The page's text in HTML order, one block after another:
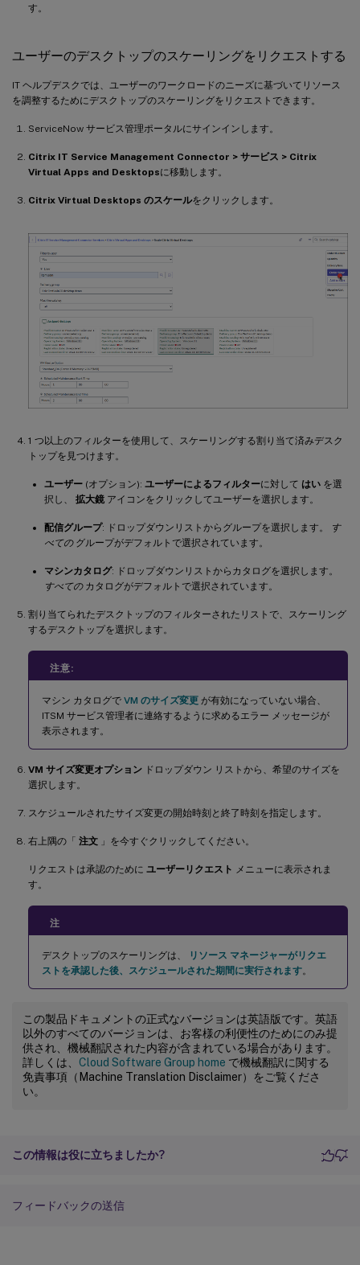
す。
ユーザーのデスクトップのスケーリングをリクエストする
IT ヘルプデスクでは、ユーザーのワークロードのニーズに基づいてリソース
を調整するためにデスクトップのスケーリングをリクエストできます。
ServiceNow サービス管理ポータルにサインインします。
Citrix IT Service Management Connector > サービス > Citrix
Virtual Apps and Desktopsに移動します。
Citrix Virtual Desktops のスケールをクリックします。
1 つ以上のフィルターを使用して、スケーリングする割り当て済みデスク
トップを見つけます。
ユーザー (オプション): ユーザーによるフィルターに対して はい を選
択し、 拡大鏡 アイコンをクリックしてユーザーを選択します。
配信グループ: ドロップダウンリストからグループを選択します。
す
べてのグループがデフォルトで選択されています。
マシンカタログ: ドロップダウンリストからカタログを選択します。
すべてのカタログがデフォルトで選択されています。
割り当てられたデスクトップのフィルターされたリストで、スケーリング
するデスクトップを選択します。
注意:
マシン カタログで VM のサイズ変更 が有効になっていない場合、
ITSM サービス管理者に連絡するように求めるエラー メッセージが
表示されます。
VM サイズ変更オプション ドロップダウン リストから、希望のサイズを
選択します。
スケジュールされたサイズ変更の開始時刻と終了時刻を指定します。
右上隅の「 注文 」を今すぐクリックしてください。
リクエストは承認のために ユーザーリクエスト メニューに表示されま
す。
注
デスクトップのスケーリングは、
リソース マネージャーがリクエ
ストを承認した後、スケジュールされた期間に実行されます。
この製品ドキュメントの正式なバージョンは英語版です。英語
以外のすべてのバージョンは、お客様の利便性のためにのみ提
供され、機械翻訳された内容が含まれている場合があります。
詳しくは、 Cloud Software Group home で機械翻訳に関する
免責事項（Machine Translation Disclaimer）をご覧くださ
い。
この情報は役に立ちましたか?
フィードバックの送信